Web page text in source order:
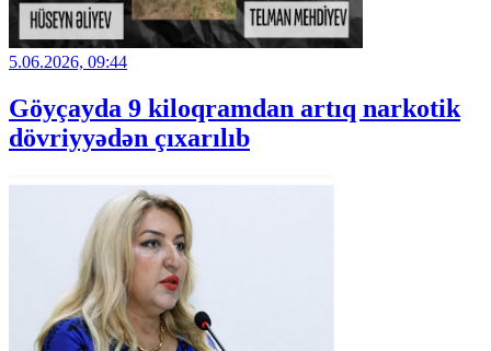
5.06.2026, 09:44
Göyçayda 9 kiloqramdan artıq narkotik
dövriyyədən çıxarılıb